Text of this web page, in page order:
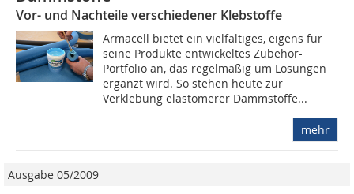
Vor- und Nachteile verschiedener Klebstoffe
Armacell bietet ein vielfältiges, eigens für
seine Produkte entwickeltes Zubehör-
Portfolio an, das regelmäßig um Lösungen
ergänzt wird. So stehen heute zur
Verklebung elastomerer Dämmstoffe...
mehr
Ausgabe 05/2009